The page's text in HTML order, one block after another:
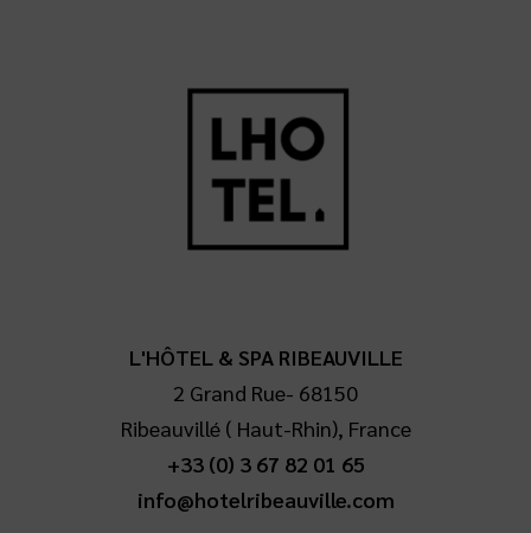
L'HÔTEL & SPA RIBEAUVILLE
2 Grand Rue- 68150
Ribeauvillé( Haut-Rhin), France
+33 (0) 3 67 82 01 65
info@hotelribeauville.com